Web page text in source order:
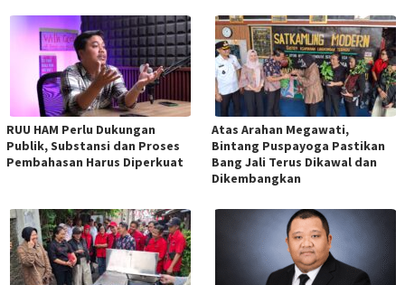
RUU HAM Perlu Dukungan
Publik, Substansi dan Proses
Pembahasan Harus Diperkuat
Atas Arahan Megawati,
Bintang Puspayoga Pastikan
Bang Jali Terus Dikawal dan
Dikembangkan